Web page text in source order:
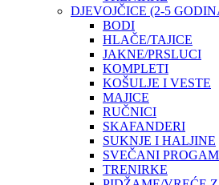
DJEVOJČICE (2-5
BODI
HLAČE/TAJICE
JAKNE/PRSLUCI
KOMPLETI
KOŠULJE I VESTE
MAJICE
RUČNICI
SKAFANDERI
SUKNJE I HALJINE
SVEČANI PROGAM
TRENIRKE